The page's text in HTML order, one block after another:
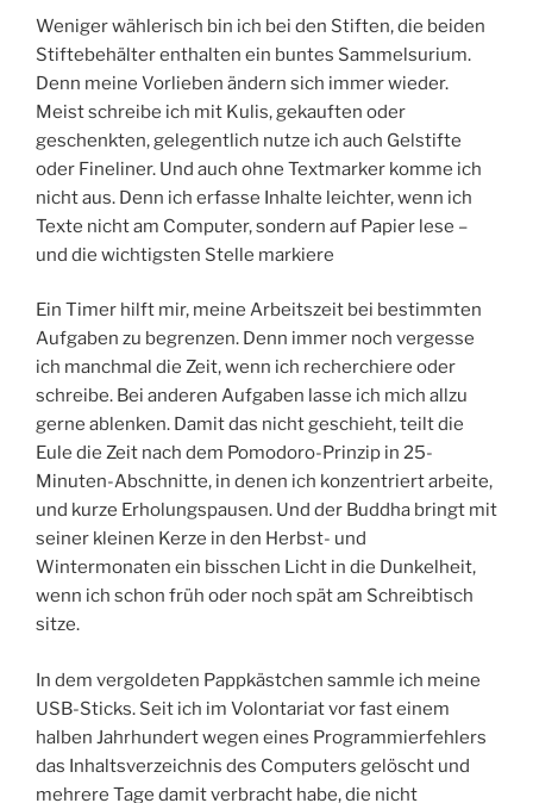
Weniger wählerisch bin ich bei den Stiften, die beiden
Stiftebehälter enthalten ein buntes Sammelsurium.
Denn meine Vorlieben ändern sich immer wieder.
Meist schreibe ich mit Kulis, gekauften oder
geschenkten, gelegentlich nutze ich auch Gelstifte
oder Fineliner. Und auch ohne Textmarker komme ich
nicht aus. Denn ich erfasse Inhalte leichter, wenn ich
Texte nicht am Computer, sondern auf Papier lese –
und die wichtigsten Stelle markiere
Ein Timer hilft mir, meine Arbeitszeit bei bestimmten
Aufgaben zu begrenzen. Denn immer noch vergesse
ich manchmal die Zeit, wenn ich recherchiere oder
schreibe. Bei anderen Aufgaben lasse ich mich allzu
gerne ablenken. Damit das nicht geschieht, teilt die
Eule die Zeit nach dem Pomodoro-Prinzip in 25-
Minuten-Abschnitte, in denen ich konzentriert arbeite,
und kurze Erholungspausen. Und der Buddha bringt mit
seiner kleinen Kerze in den Herbst- und
Wintermonaten ein bisschen Licht in die Dunkelheit,
wenn ich schon früh oder noch spät am Schreibtisch
sitze.
In dem vergoldeten Pappkästchen sammle ich meine
USB-Sticks. Seit ich im Volontariat vor fast einem
halben Jahrhundert wegen eines Programmierfehlers
das Inhaltsverzeichnis des Computers gelöscht und
mehrere Tage damit verbracht habe, die nicht